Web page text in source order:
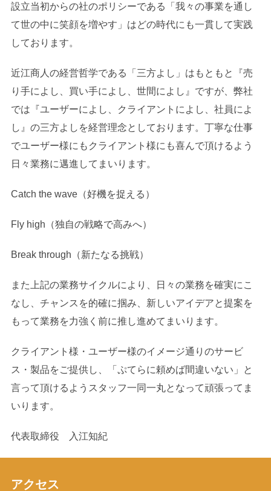
設立当初からの社のポリシーである「我々の事業を通し
て世の中に笑顔を増やす」はどの時代にも一貫して実践
しております。
近江商人の経営哲学である「三方よし」はもともと『売
り手によし、買い手によし、世間によし』ですが、弊社
では『ユーザーによし、クライアントによし、社員によ
し』の三方よしを経営理念としております。丁寧な仕事
でユーザー様にもクライアント様にも喜んで頂けるよう
日々業務に邁進してまいります。
Catch the wave（好機を捉える）
Fly high（独自の戦略で高みへ）
Break through（新たなる挑戦）
また上記の業務サイクルにより、日々の業務を確実にこ
なし、チャンスを的確に掴み、新しいアイデアと提案を
もって業務を力強く前に推し進めてまいります。
クライアント様・ユーザー様のイメージ通りのサービ
ス・製品をご提供し、「ぷてらに頼めば間違いない」と
言って頂けるようスタッフ一同一丸となって頑張ってま
いります。
代表取締役 入江知紀
アクセス